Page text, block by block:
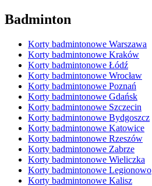
Badminton
Korty badmintonowe Warszawa
Korty badmintonowe Kraków
Korty badmintonowe Łódź
Korty badmintonowe Wrocław
Korty badmintonowe Poznań
Korty badmintonowe Gdańsk
Korty badmintonowe Szczecin
Korty badmintonowe Bydgoszcz
Korty badmintonowe Katowice
Korty badmintonowe Rzeszów
Korty badmintonowe Zabrze
Korty badmintonowe Wieliczka
Korty badmintonowe Legionowo
Korty badmintonowe Kalisz